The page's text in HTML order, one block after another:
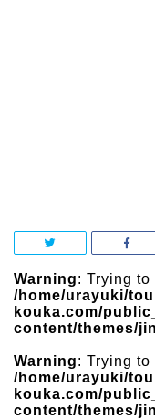
Warning: Trying
/home/urayuki/
kouka.com/
content/themes/
Warning: Trying
/home/urayuki/
kouka.com/
content/themes/